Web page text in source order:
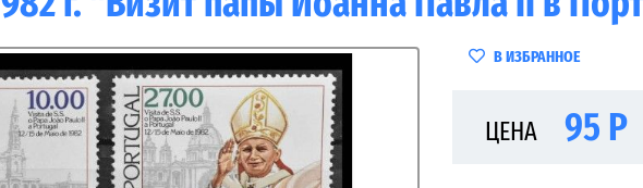
В ИЗБРАННОЕ
ЦЕНА 95 Р